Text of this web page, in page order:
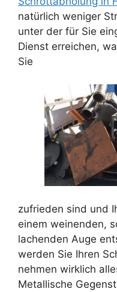
natürlich weniger
unter der für Sie
Dienst erreichen,
Sie
zufrieden sind und
einem weinenden,
lachenden Auge
werden Sie Ihren
nehmen wirklich
Metallische